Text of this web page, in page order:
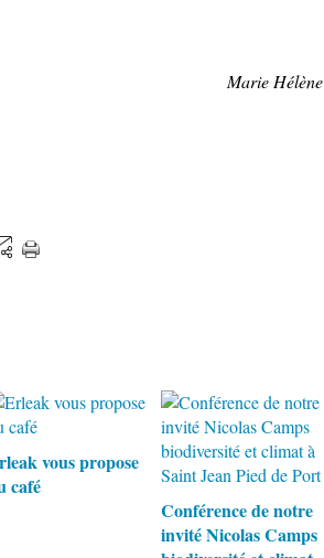
Marie Hélène
vous propose
café
Conférence de notre
invité Nicolas Camps